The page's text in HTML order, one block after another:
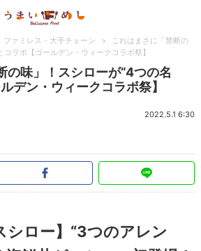
ファミレス・大手チェーン >
これはまさに「禁断の
ラボ【ゴールデン・ウィークコラボ祭】
の味」！スシローが“4つの名
デン・ウィークコラボ祭】
2022.5.1 6:30
シロー】“3つのアレン